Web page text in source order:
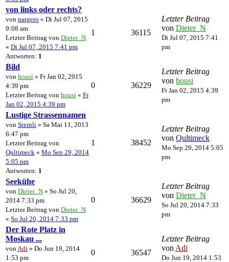
von links oder rechts?
von nargero » Di Jul 07, 2015
9:08 am
Letzter Beitrag von Dieter_N
« Di Jul 07, 2015 7:41 pm
Antworten: 1
1 36115
Letzter Beitrag
von Dieter_N
Di Jul 07, 2015 7:41
pm
Bild
von housi » Fr Jan 02, 2015
4:39 pm
Letzter Beitrag von housi « Fr
Jan 02, 2015 4:39 pm
0 36229
Letzter Beitrag
von housi
Fr Jan 02, 2015 4:39
pm
Lustige Strassennamen
von Sternli » Sa Mai 11, 2013
6:47 pm
Letzter Beitrag von
Qultimeck « Mo Sep 29, 2014
5:05 pm
Antworten: 1
1 38452
Letzter Beitrag
von Qultimeck
Mo Sep 29, 2014 5:05
pm
Seekühe
von Dieter_N » So Jul 20,
2014 7:33 pm
Letzter Beitrag von Dieter_N
« So Jul 20, 2014 7:33 pm
0 36629
Letzter Beitrag
von Dieter_N
So Jul 20, 2014 7:33
pm
Der Rote Platz in
Moskau ...
von Adi » Do Jun 19, 2014
1:53 pm
0 36547
Letzter Beitrag
von Adi
Do Jun 19, 2014 1:53